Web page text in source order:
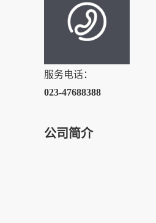
服务电话：
023-47688388
公司简介